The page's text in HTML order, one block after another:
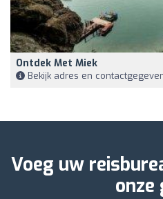
Ontdek Met Miek
Bekijk adres en
Voeg uw
onze